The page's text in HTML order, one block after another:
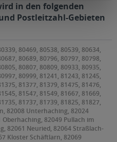
in den folgenden
Postleitzahl-Gebieten
80469, 80538, 80539, 80634,
80689, 80796, 80797, 80798,
80807, 80809, 80933, 80935,
80999, 81241, 81243, 81245,
81377, 81379, 81475, 81476,
81547, 81549, 81667, 81669,
81737, 81739, 81825, 81827,
82008 Unterhaching, 82024
82049 Pullach im
82061 Neuried, 82064 Straßlach-
Kloster Schäftlarn, 82069